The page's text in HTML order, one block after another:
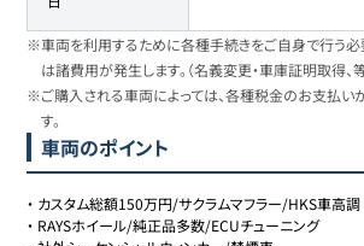
※車両を利用するために各種手続きをご自身で行う必
は諸費用が発生します。（名義変更・車庫証明取得、等
※ご購入される車両によっては、各種税金のお支払い
す。
車両のポイント
・ カスタム総額150万円/サクラムマフラー/HKS車高調
・ RAYSホイール/純正品多数/ECUチューニング